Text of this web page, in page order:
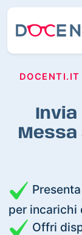
Invia
Messa
per incarichi
Offri